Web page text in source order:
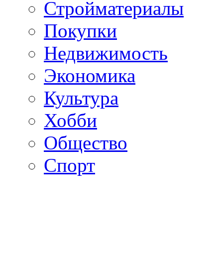
Стройматериалы
Покупки
Недвижимость
Экономика
Культура
Хобби
Общество
Спорт